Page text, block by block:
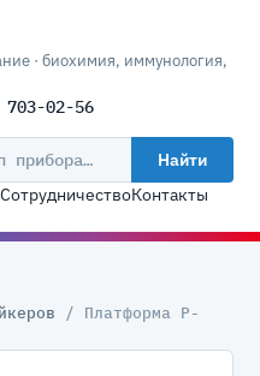
· биохимия, иммунология,
703-02-56
Найти
СотрудничествоКонтакты
/ Платформа P-